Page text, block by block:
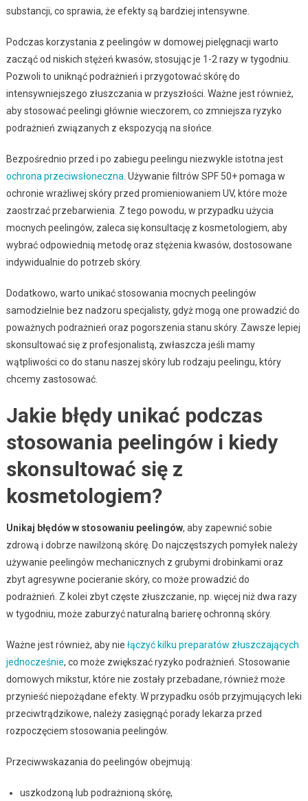
substancji, co sprawia, że efekty są bardziej intensywne.
Podczas korzystania z peelingów w domowej pielęgnacji warto
zacząć od niskich stężeń kwasów, stosując je 1-2 razy w tygodniu.
Pozwoli to uniknąć podrażnień i przygotować skórę do
intensywniejszego złuszczania w przyszłości. Ważne jest również,
aby stosować peelingi głównie wieczorem, co zmniejsza ryzyko
podrażnień związanych z ekspozycją na słońce.
Bezpośrednio przed i po zabiegu peelingu niezwykle istotna jest
ochrona przeciwsłoneczna . Używanie filtrów SPF 50+ pomaga w
ochronie wrażliwej skóry przed promieniowaniem UV, które może
zaostrzać przebarwienia. Z tego powodu, w przypadku użycia
mocnych peelingów, zaleca się konsultację z kosmetologiem, aby
wybrać odpowiednią metodę oraz stężenia kwasów, dostosowane
indywidualnie do potrzeb skóry.
Dodatkowo, warto unikać stosowania mocnych peelingów
samodzielnie bez nadzoru specjalisty, gdyż mogą one prowadzić do
poważnych podrażnień oraz pogorszenia stanu skóry. Zawsze lepiej
skonsultować się z profesjonalistą, zwłaszcza jeśli mamy
wątpliwości co do stanu naszej skóry lub rodzaju peelingu, który
chcemy zastosować.
Jakie błędy unikać podczas
stosowania peelingów i kiedy
skonsultować się z
kosmetologiem?
Unikaj błędów w stosowaniu peelingów, aby zapewnić sobie
zdrową i dobrze nawilżoną skórę. Do najczęstszych pomyłek należy
używanie peelingów mechanicznych z grubymi drobinkami oraz
zbyt agresywne pocieranie skóry, co może prowadzić do
podrażnień. Z kolei zbyt częste złuszczanie, np. więcej niż dwa razy
w tygodniu, może zaburzyć naturalną barierę ochronną skóry.
Ważne jest również, aby nie łączyć kilku preparatów złuszczających
jednocześnie, co może zwiększać ryzyko podrażnień. Stosowanie
domowych mikstur, które nie zostały przebadane, również może
przynieść niepożądane efekty. W przypadku osób przyjmujących leki
przeciwtrądzikowe, należy zasięgnąć porady lekarza przed
rozpoczęciem stosowania peelingów.
Przeciwwskazania do peelingów obejmują:
uszkodzoną lub podrażnioną skórę,